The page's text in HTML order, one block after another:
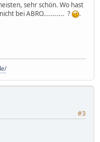
sehr schön. Wo hast
bei ABRO........... ?
.
#3